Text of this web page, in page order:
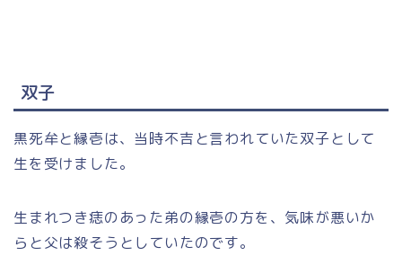
双子
黒死牟と縁壱は、当時不吉と言われていた双子として
生を受けました。
生まれつき痣のあった弟の縁壱の方を、気味が悪いか
らと父は殺そうとしていたのです。